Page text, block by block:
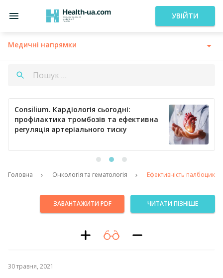
УВІЙТИ
Медичні напрямки
Consilium. Кардіологія сьогодні:
профілактика тромбозів та ефективна
регуляція артеріального тиску
Головна Онкологія та гематологія Ефективність
ЗАВАНТАЖИТИ PDF ЧИТАТИ ПІЗНІШЕ
30 травня, 2021